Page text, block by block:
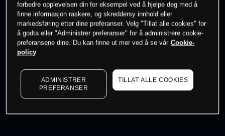
Søk om konto
Kursene er veiledende. to see latest market data
forbedre opplevelsen din for eksempel ved å hjelpe deg med å
finne informasjon raskere, og skreddersy innhold eller
markedsføring etter dine preferanser. Velg "Tillat alle cookies" for
å godta eller "Administrer preferanser" for å administrere cookie-
preferansene dine. Du kan finne ut mer ved å se vår Cookie-
policy
ADMINISTRER
PREFERANSER
TILLAT ALLE COOKIES